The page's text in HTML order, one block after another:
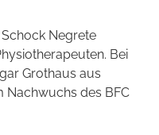
Negrete
Bei
Grothaus aus
Nachwuchs des BFC